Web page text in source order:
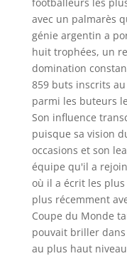
avec un palmarès
génie argentin a
huit trophées, un
domination
859 buts inscrits
parmi les buteurs
Son influence
puisque sa vision
occasions et son
équipe qu'il a
où il a écrit les
plus récemment
Coupe du Monde
pouvait briller dans
au plus haut